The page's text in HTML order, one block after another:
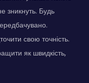
зникнуть. Будь
свою точність.
як швидкість,